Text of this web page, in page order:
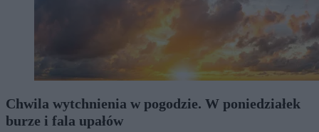
Chwila wytchnienia w pogodzie. W poniedziałek
burze i fala upałów